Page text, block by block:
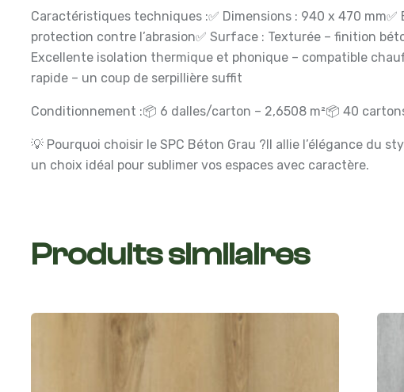
Caractéristiques techniques :✅ Dimensions : 940 x 470 mm✅
protection contre l’abrasion✅ Surface : Texturée – finition
Excellente isolation thermique et phonique – compatible
rapide – un coup de serpillière suffit
Conditionnement :📦 6 dalles/carton – 2,6508 m²📦 40
💡 Pourquoi choisir le SPC Béton Grau ?Il allie l’élégance du
un choix idéal pour sublimer vos espaces avec caractère.
Produits similaires